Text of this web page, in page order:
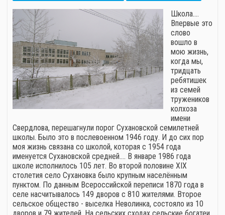
Школа.…
Впервые это
слово
вошло в
мою жизнь,
когда мы,
тридцать
ребятишек
из семей
тружеников
колхоза
имени
Свердлова, перешагнули порог Сухановской семилетней
школы. Было это в послевоенном 1946 году. И до сих пор
моя жизнь связана со школой, которая с 1954 года
именуется Сухановской средней.… В январе 1986 года
школе исполнилось 105 лет. Во второй половине XIX
столетия село Сухановка было крупным населённым
пунктом. По данным Всероссийской переписи 1870 года в
селе насчитывалось 149 дворов с 810 жителями. Второе
сельское общество - выселка Неволинка, состояло из 10